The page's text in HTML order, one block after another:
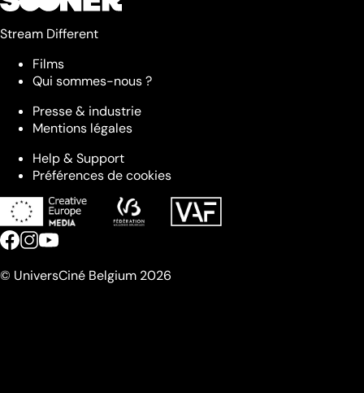
Stream Different
Films
Qui sommes-nous ?
Presse & industrie
Mentions légales
Help & Support
Préférences de cookies
© UniversCiné Belgium 2026